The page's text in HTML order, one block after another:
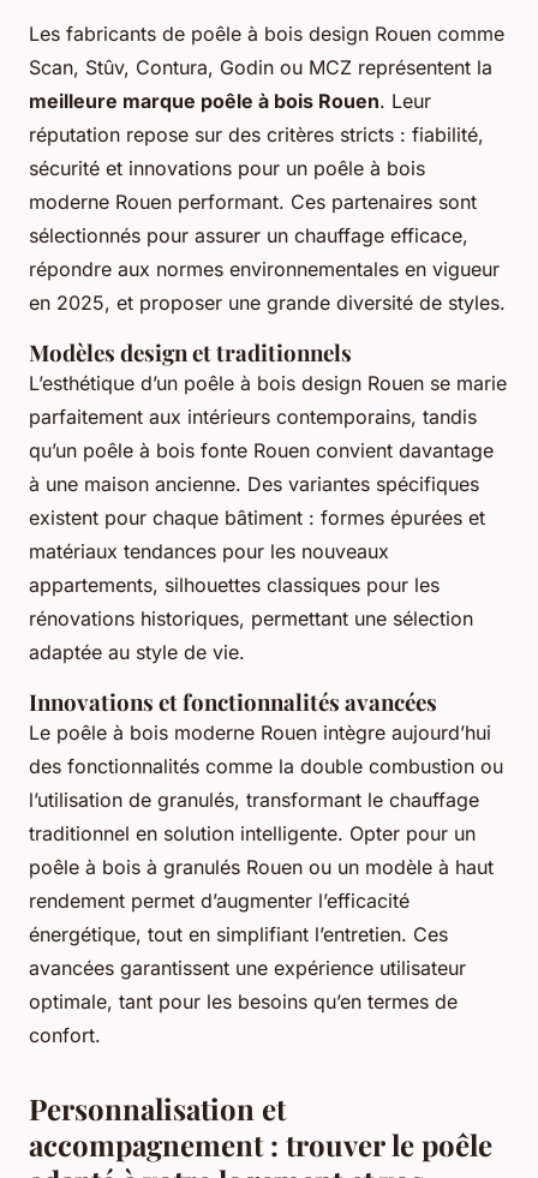
Les fabricants de poêle à bois design Rouen comme
Scan, Stûv, Contura, Godin ou MCZ représentent la
meilleure marque poêle à bois Rouen. Leur
réputation repose sur des critères stricts : fiabilité,
sécurité et innovations pour un poêle à bois
moderne Rouen performant. Ces partenaires sont
sélectionnés pour assurer un chauffage efficace,
répondre aux normes environnementales en vigueur
en 2025, et proposer une grande diversité de styles.
Modèles design et traditionnels
L’esthétique d’un poêle à bois design Rouen se marie
parfaitement aux intérieurs contemporains, tandis
qu’un poêle à bois fonte Rouen convient davantage
à une maison ancienne. Des variantes spécifiques
existent pour chaque bâtiment : formes épurées et
matériaux tendances pour les nouveaux
appartements, silhouettes classiques pour les
rénovations historiques, permettant une sélection
adaptée au style de vie.
Innovations et fonctionnalités avancées
Le poêle à bois moderne Rouen intègre aujourd’hui
des fonctionnalités comme la double combustion ou
l’utilisation de granulés, transformant le chauffage
traditionnel en solution intelligente. Opter pour un
poêle à bois à granulés Rouen ou un modèle à haut
rendement permet d’augmenter l’efficacité
énergétique, tout en simplifiant l’entretien. Ces
avancées garantissent une expérience utilisateur
optimale, tant pour les besoins qu’en termes de
confort.
Personnalisation et
accompagnement : trouver le poêle